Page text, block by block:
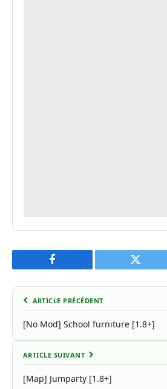
Facebook Twitter
ARTICLE PRÉCÉDENT
[No Mod] School furniture [1.8+]
ARTICLE SUIVANT
[Map] Jumparty [1.8+]